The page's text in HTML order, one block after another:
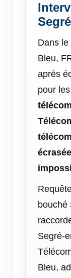
Dans
Bleu,
après
pour
écrasée
bouché
Segré-
Bleu,